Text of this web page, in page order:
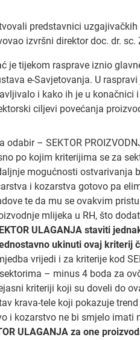
predstavnici
izvršni direktor doc. dr. sc.
je tijekom rasprave iznio
e-Savjetovanja. U
i kako ih je u konačnici
ciljevi povećanja
odabir – SEKTOR
po kojim kriterijima se za
mogućnosti ostvarivanja
i kozarstva gotovo pa
te da mu se ovakvim
mlijeka u RH, što
ULAGANJA staviti
ukinuti ovaj kriterij
vrijedi i za kriterije kod
– minus 4 boda za
kriteriji koji su doveli do
krava-tele koji pokazuje
i kozarstvo ne bi smjelo imati
ULAGANJA za one